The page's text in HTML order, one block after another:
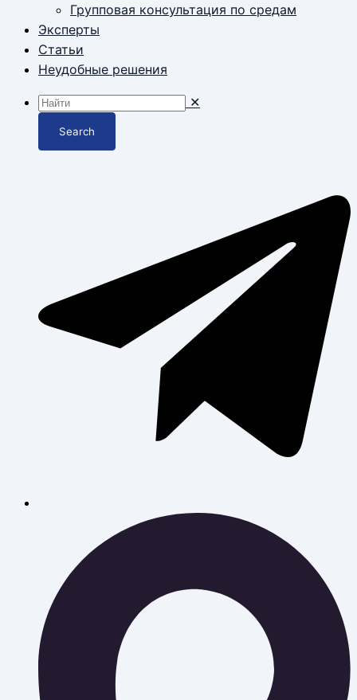
Групповая консультация по средам
Эксперты
Статьи
Неудобные решения
✕